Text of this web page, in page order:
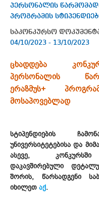
პერსონალის
პროგრამის
საკონკურსო
04/10/2023 - 13/10/2023
ცხადდება
პერსონალის
ერაზმუს+
მოსაპოვებლად
სტიპენდიების
უნივერსიტეტებისა და
ასევე,
დაკავშირებული
შორის, წარსადგენი
იხილეთ აქ.